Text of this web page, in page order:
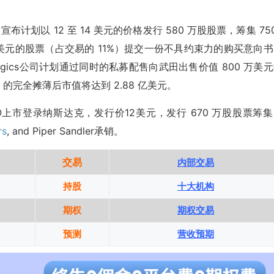
布计划以 12 至 14 美元的价格发行 580 万股股票，筹集
的股票（占交易的 11%）提交一份不具约束力的购买意向书
公司计划通过同时的私募配售向武田出售价值 800 万美
完全摊薄后市值将达到 2.88 亿美元。
市登录纳斯达克，发行价12美元，发行 670 万股股票筹集
, and Piper Sandler承销。
交易 内部交易
持股 十大机构
期权 期权交易
预测 营收预期